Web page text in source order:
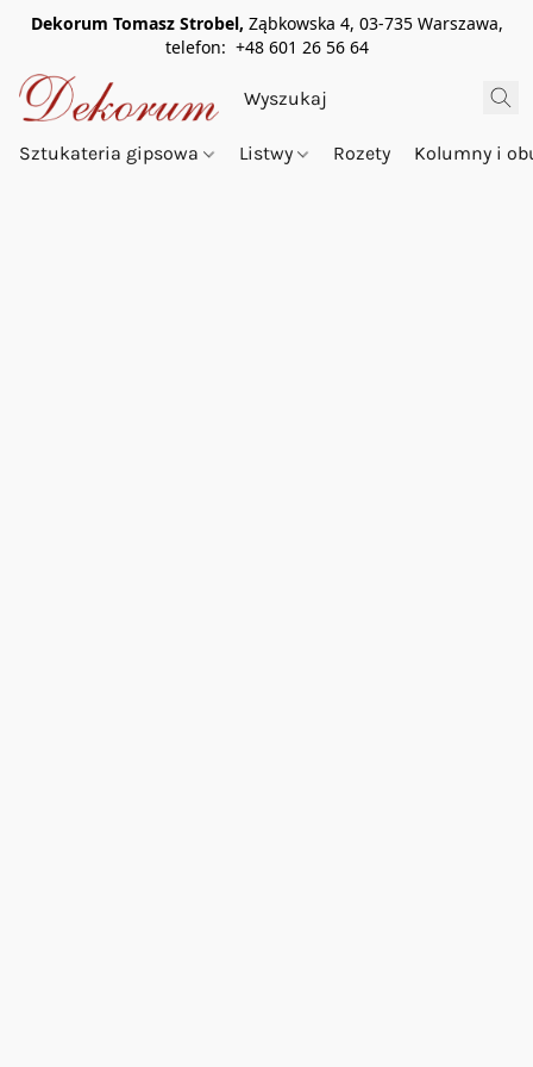
Dekorum Tomasz Strobel, Ząbkowska 4, 03-735 Warszawa,
telefon: +48 601 26 56 64
Sztukateria gipsowa Listwy Rozety Kolumny i